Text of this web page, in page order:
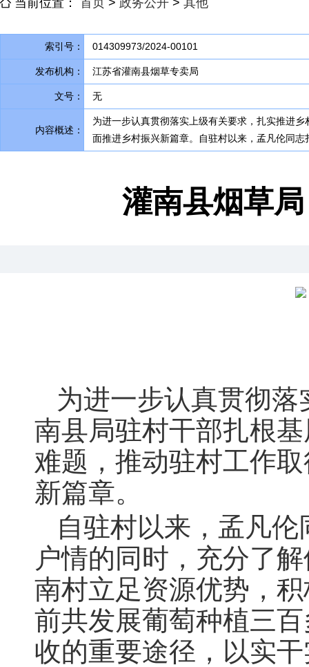
当前位置： 首页 > 政务公开 > 其他
索引号： 014309973/2024-00101
发布机构： 江苏省灌南县烟草专卖局
文号： 无
内容概述：
为进一步认真贯彻落实上级有关要求， 扎实推进乡
面推进乡村振兴新篇章。 自驻村以来，孟凡伦同
灌南县烟草
为进一步认真贯彻
南县局驻村干部扎根
难题 ， 推动驻村工作
新篇章。
自驻村以来 ， 孟凡伦
户情的同时 ， 充分了
南村立足资源优势 ，
前共发展葡萄种植三
收的重要途径 ， 以实